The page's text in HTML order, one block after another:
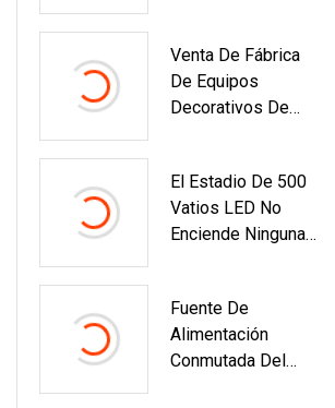
Piscina
Venta De Fábrica
De Equipos
Decorativos De
De Dubai A Gran
Escala
El Estadio De 500
Vatios LED No
Enciende Ninguna
Parpadeo
Fuente De
Alimentación
Conmutada Del